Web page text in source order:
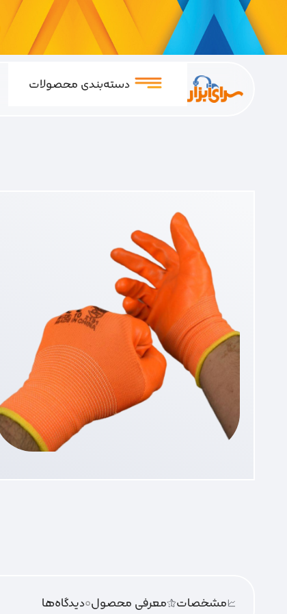
دسته‌بندی محصولات
مشخصات معرفی محصول0دیدگاه‌‌ها